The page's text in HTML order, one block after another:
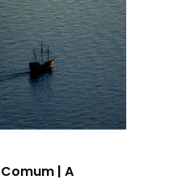
| A